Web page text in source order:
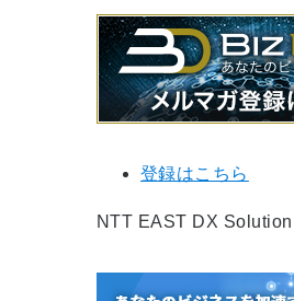
登録はこちら
NTT EAST DX Solution